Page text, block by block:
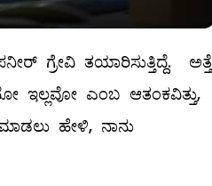
ಗ್ರೇವಿ ತಯಾರಿಸುತ್ತಿದ್ದೆ. ಅತ್ತೆ
ಇಲ್ಲವೋ ಎಂಬ ಆತಂಕವಿತ್ತು,
ಹೇಳಿ, ನಾನು